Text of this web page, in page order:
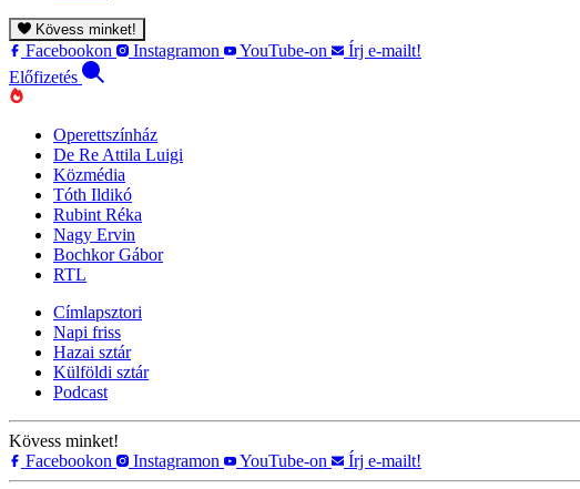
Kövess minket!
Facebookon Instagramon YouTube-on
Írj e-mailt!
Előfizetés
Operettszínház
De Re Attila Luigi
Közmédia
Tóth Ildikó
Rubint Réka
Nagy Ervin
Bochkor Gábor
RTL
Címlapsztori
Napi friss
Hazai sztár
Külföldi sztár
Podcast
Kövess minket!
Facebookon
Instagramon YouTube-on Írj e-mailt!